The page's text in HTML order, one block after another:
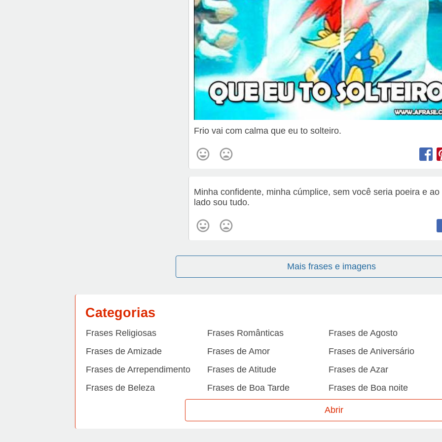
Frio vai com calma que eu to solteiro.
Minha confidente, minha cúmplice, sem você seria poeira e ao
lado sou tudo.
Mais frases e imagens
Categorias
Frases Religiosas Frases Românticas
Frases de Agosto
Frases de Amizade
Frases de Amor
Frases de Aniversário
Frases de Arrependimento
Frases de Atitude
Frases de Azar
Frases de Beleza
Frases de Boa Tarde
Frases de Boa noite
Frases de Caráter
Frases de Desculpa
Frases de Dezembro
Abrir